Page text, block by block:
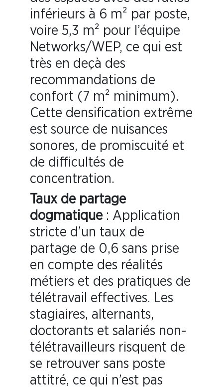
inférieurs à 6 m² par poste,
voire 5,3 m² pour l’équipe
Networks/WEP, ce qui est
très en deçà des
recommandations de
confort (7 m² minimum).
Cette densification extrême
est source de nuisances
sonores, de promiscuité et
de difficultés de
concentration.
Taux de partage
dogmatique: Application
stricte d’un taux de
partage de 0,6 sans prise
en compte des réalités
métiers et des pratiques de
télétravail effectives. Les
stagiaires, alternants,
doctorants et salariés non-
télétravailleurs risquent de
se retrouver sans poste
attitré, ce qui n’est pas